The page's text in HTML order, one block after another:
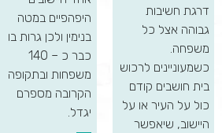
דרגת חשיבות
גבוהה אצל כל
משפחה.
כשמעוניינים לרכוש
בית חושבים קודם
כול על העיר או על
היישוב, שיאפשר
היפהפיים במטה
בנימין ולכן גרות בו
כבר כ – 140
משפחות ובתקופה
הקרובה מספרם
יגדל.